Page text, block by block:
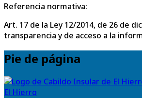
Referencia normativa:
Art. 17 de la Ley 12/2014, de 26 de
transparencia y de acceso a la
Pie de página
El Hierro